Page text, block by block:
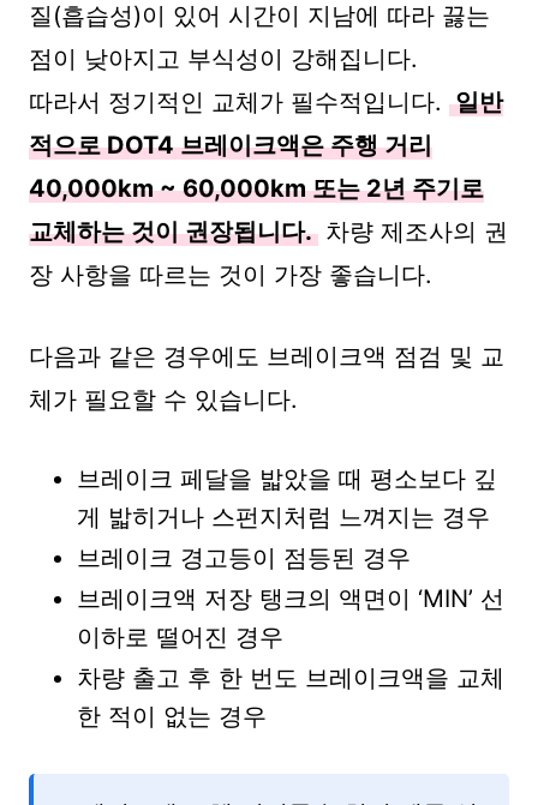
질(흡습성)이 있어 시간이 지남에 따라 끓는
점이 낮아지고 부식성이 강해집니다.
따라서 정기적인 교체가 필수적입니다. 일반
적으로 DOT4 브레이크액은 주행 거리
40,000km ~ 60,000km 또는 2년 주기로
교체하는 것이 권장됩니다. 차량 제조사의 권
장 사항을 따르는 것이 가장 좋습니다.
다음과 같은 경우에도 브레이크액 점검 및 교
체가 필요할 수 있습니다.
브레이크 페달을 밟았을 때 평소보다 깊
게 밟히거나 스펀지처럼 느껴지는 경우
브레이크 경고등이 점등된 경우
브레이크액 저장 탱크의 액면이 ‘MIN’ 선
이하로 떨어진 경우
차량 출고 후 한 번도 브레이크액을 교체
한 적이 없는 경우